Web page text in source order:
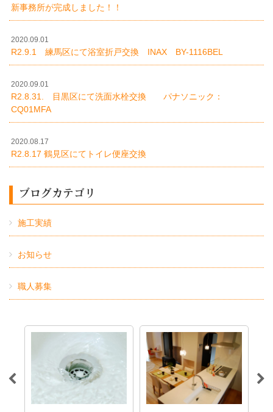
新事務所が完成しました！！
2020.09.01
R2.9.1 練馬区にて浴室折戸交換 INAX BY-1116BEL
2020.09.01
R2.8.31. 目黒区にて洗面水栓交換 パナソニック：
CQ01MFA
2020.08.17
R2.8.17 鶴見区にてトイレ便座交換
ブログカテゴリ
施工実績
お知らせ
職人募集